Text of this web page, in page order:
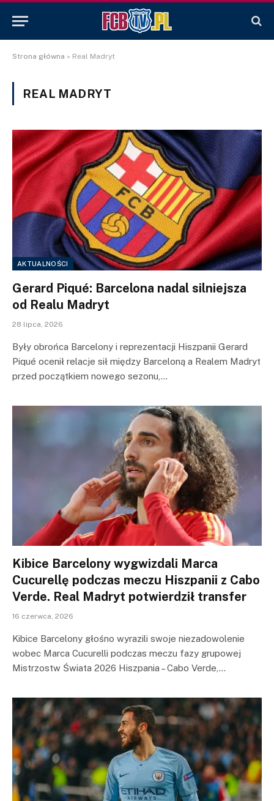
Strona główna » Real Madryt
REAL MADRYT
AKTUALNOŚCI
Gerard Piqué: Barcelona nadal silniejsza
od Realu Madryt
28 lipca, 2026
Były obrońca Barcelony i reprezentacji Hiszpanii Gerard
Piqué ocenił relacje sił między Barceloną a Realem Madryt
przed początkiem nowego sezonu,…
Kibice Barcelony wygwizdali Marca
Cucurellę podczas meczu Hiszpanii z Cabo
Verde. Real Madryt potwierdził transfer
16 czerwca, 2026
Kibice Barcelony głośno wyrazili swoje niezadowolenie
wobec Marca Cucurelli podczas meczu fazy grupowej
Mistrzostw Świata 2026 Hiszpania – Cabo Verde,…